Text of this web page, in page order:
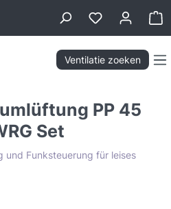
Ventilatie zoeken
PP 45
Set
und Funksteuerung für leises